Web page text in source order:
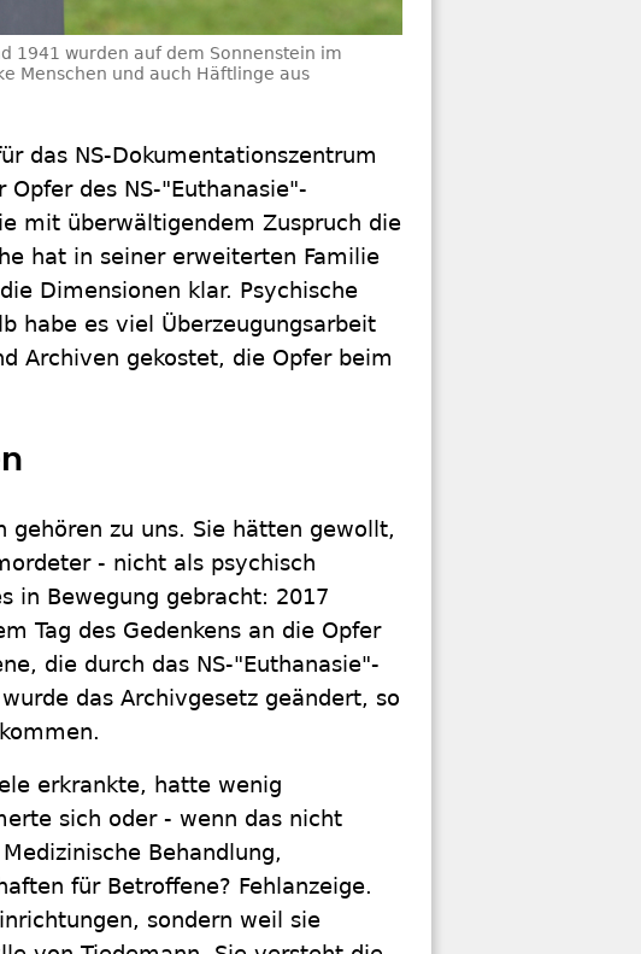
1941 wurden auf dem Sonnenstein im
Menschen und auch Häftlinge aus
das NS-Dokumentationszentrum
des NS-"Euthanasie"-
mit überwältigendem Zuspruch die
hat in seiner erweiterten Familie
Dimensionen klar. Psychische
habe es viel Überzeugungsarbeit
Archiven gekostet, die Opfer beim
gehören zu uns. Sie hätten gewollt,
- nicht als psychisch
in Bewegung gebracht: 2017
Tag des Gedenkens an die Opfer
die durch das NS-"Euthanasie"-
das Archivgesetz geändert, so
erkrankte, hatte wenig
sich oder - wenn das nicht
Behandlung,
für Betroffene? Fehlanzeige.
sondern weil sie